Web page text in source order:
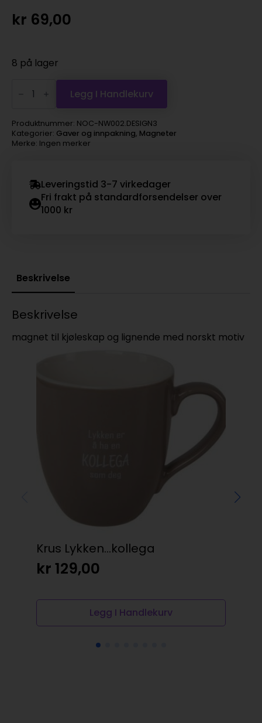
kr 69,00
8 på lager
Norway
antall
Legg I Handlekurv
Produktnummer: NOC-NW002.DESIGN3
Kategorier: Gaver og innpakning, Magneter
Merke: Ingen merker
Leveringstid 3-7 virkedager
Fri frakt på standardforsendelser over
1000 kr
Beskrivelse
Beskrivelse
magnet til kjøleskap og lignende med norskt motiv
Krus Lykken…kollega
kr 129,00
Legg I Handlekurv